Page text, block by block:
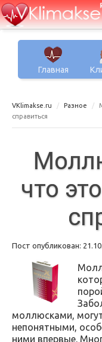
Главная
VKlimakse.ru Разное
справиться
что
Пост опубликован:
моллюсками,
непонятными,
ними впервые.